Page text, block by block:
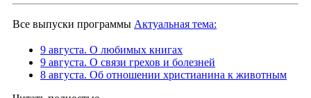
Все выпуски программы Актуальная тема:
9 августа. О любимых книгах
9 августа. О связи грехов и болезней
8 августа. Об отношении христианина к животным